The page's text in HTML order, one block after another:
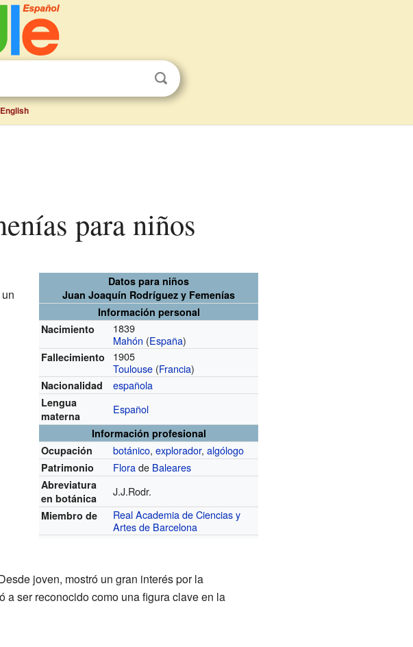
English
para niños
Datos para niños
Juan Joaquín Rodríguez y Femenías
Información personal
Nacimiento
1839
Mahón (España)
Fallecimiento
1905
Toulouse (Francia)
Nacionalidad española
Lengua
materna
Español
Información profesional
Ocupación
botánico,explorador,algólogo
Patrimonio Florade Baleares
Abreviatura
en botánica
J.J.Rodr.
Miembro de
Real Academia de Ciencias y
Artes de Barcelona
joven, mostró un gran interés por la
a ser reconocido como una figura clave en la